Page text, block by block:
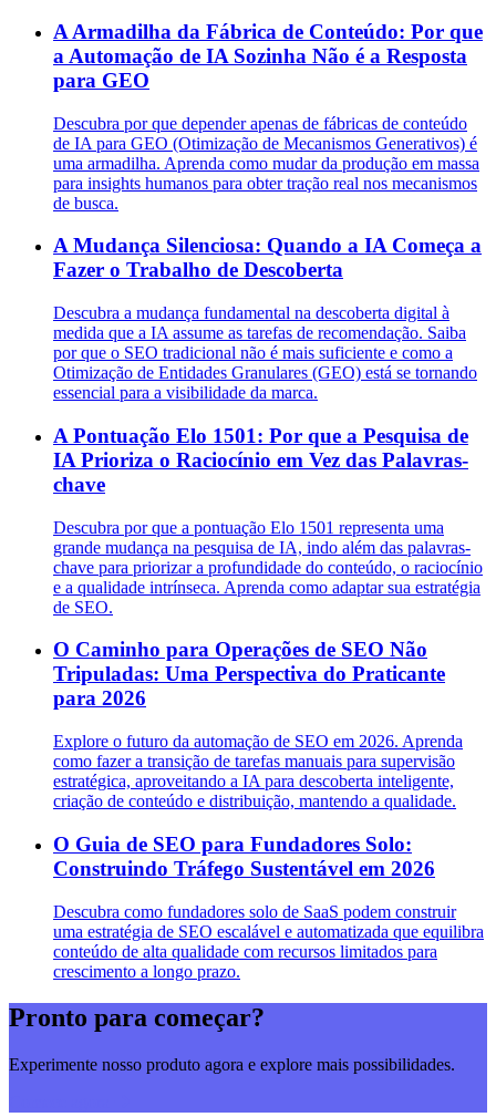
A Armadilha da Fábrica de Conteúdo: Por que
a Automação de IA Sozinha Não é a Resposta
para GEO
Descubra por que depender apenas de fábricas de conteúdo
de IA para GEO (Otimização de Mecanismos Generativos) é
uma armadilha. Aprenda como mudar da produção em massa
para insights humanos para obter tração real nos mecanismos
de busca.
A Mudança Silenciosa: Quando a IA Começa a
Fazer o Trabalho de Descoberta
Descubra a mudança fundamental na descoberta digital à
medida que a IA assume as tarefas de recomendação. Saiba
por que o SEO tradicional não é mais suficiente e como a
Otimização de Entidades Granulares (GEO) está se tornando
essencial para a visibilidade da marca.
A Pontuação Elo 1501: Por que a Pesquisa de
IA Prioriza o Raciocínio em Vez das Palavras-
chave
Descubra por que a pontuação Elo 1501 representa uma
grande mudança na pesquisa de IA, indo além das palavras-
chave para priorizar a profundidade do conteúdo, o raciocínio
e a qualidade intrínseca. Aprenda como adaptar sua estratégia
de SEO.
O Caminho para Operações de SEO Não
Tripuladas: Uma Perspectiva do Praticante
para 2026
Explore o futuro da automação de SEO em 2026. Aprenda
como fazer a transição de tarefas manuais para supervisão
estratégica, aproveitando a IA para descoberta inteligente,
criação de conteúdo e distribuição, mantendo a qualidade.
O Guia de SEO para Fundadores Solo:
Construindo Tráfego Sustentável em 2026
Descubra como fundadores solo de SaaS podem construir
uma estratégia de SEO escalável e automatizada que equilibra
conteúdo de alta qualidade com recursos limitados para
crescimento a longo prazo.
Pronto para começar?
Experimente nosso produto agora e explore mais possibilidades.